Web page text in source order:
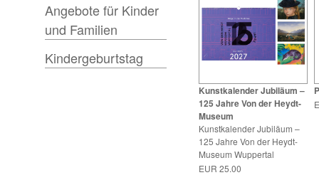
Angebote für Kinder
und Familien
Kindergeburtstag
Kunstkalender Jubiläum –
125 Jahre Von der Heydt-
Museum
Kunstkalender Jubiläum –
125 Jahre Von der Heydt-
Museum Wuppertal
EUR 25.00